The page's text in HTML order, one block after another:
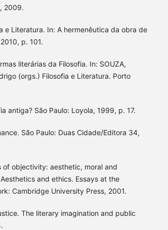
2009.
e Literatura. In: A hermenêutica da obra de
p. 101.
literárias da Filosofia. In: SOUZA,
(orgs.) Filosofia e Literatura. Porto
antiga? São Paulo: Loyola, 1999, p. 17.
São Paulo: Duas Cidade/Editora 34,
of objectivity: aesthetic, moral and
and ethics. Essays at the
Cambridge University Press, 2001.
Justice. The literary imagination and public